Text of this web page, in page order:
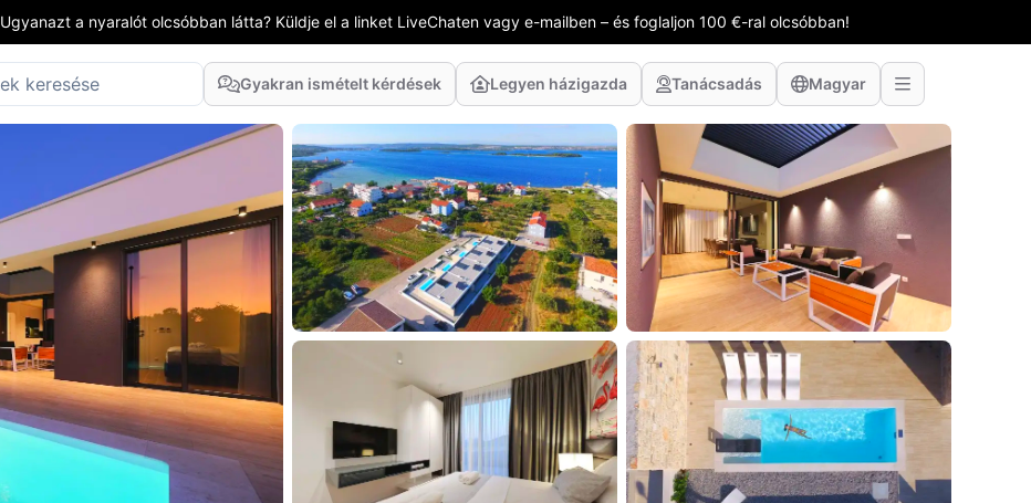
Ugyanazt a nyaralót olcsóbban látta? Küldje el a linket LiveChaten vagy e-mailben – és foglaljon 100 €-ral olcsóbban!
Gyakran ismételt kérdések Legyen házigazda Tanácsadás Magyar